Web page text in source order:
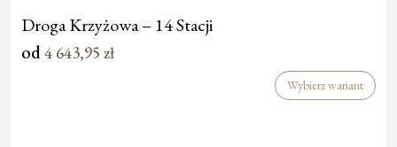
Droga Krzyżowa – 14 Stacji
od4 643,95 zł
Wybierz wariant